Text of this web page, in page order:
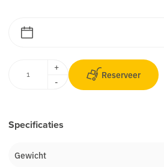
+
-
Reserveer
Specificaties
Gewicht